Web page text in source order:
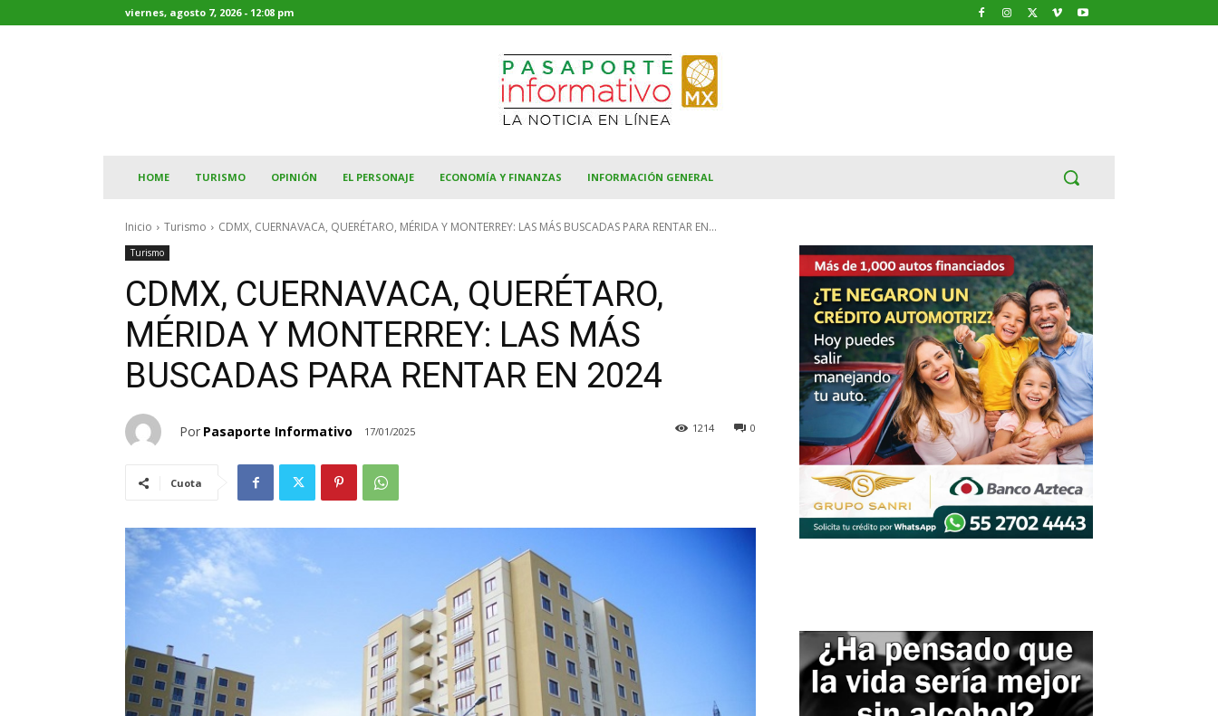
viernes, agosto 7, 2026 - 12:08 pm
HOME TURISMO OPINIÓN EL PERSONAJE ECONOMÍA Y FINANZAS INFORMACIÓN GENERAL
Inicio Turismo CDMX, CUERNAVACA, QUERÉTARO, MÉRIDA Y MONTERREY: LAS MÁS BUSCADAS PARA RENTAR EN...
Turismo
CDMX, CUERNAVACA, QUERÉTARO,
MÉRIDA Y MONTERREY: LAS MÁS
BUSCADAS PARA RENTAR EN 2024
Por Pasaporte Informativo 17/01/2025 0
1214
Cuota